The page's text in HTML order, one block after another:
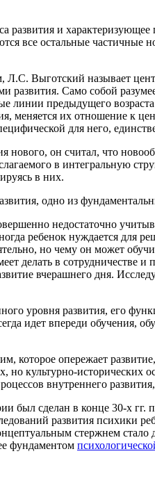
развития и
все остальные частичные
Выготский называет
Само собой
линии предыдущего
меняется их отношение к
для него,
он считал, что
в интегральную
в них.
одно из
недостаточно
ребенок нуждается для
но чему он может
делать в сотрудничестве и
вчерашнего дня.
уровня развития, его
идет впереди обучения,
опережает
культурно-исторических
внутреннего
был сделан в конце 30-х
развития психики
стержнем
фундаментом